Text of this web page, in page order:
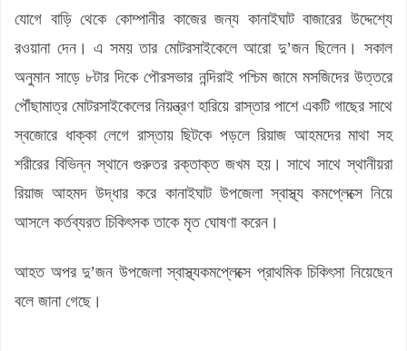
যোগে বাড়ি থেকে কোম্পানীর কাজের জন্য কানাইঘাট বাজারের উদ্দেশ্যে
রওয়ানা দেন। এ সময় তার মোটরসাইকেলে আরো দু’জন ছিলেন। সকাল
অনুমান সাড়ে ৮টার দিকে পৌরসভার নন্দিরাই পশ্চিম জামে মসজিদের উত্তরে
পৌঁছামাত্র মোটরসাইকেলের নিয়ন্ত্রণ হারিয়ে রাস্তার পাশে একটি গাছের সাথে
স্বজোরে ধাক্কা লেগে রাস্তায় ছিটকে পড়লে রিয়াজ আহমদের মাথা সহ
শরীরের বিভিন্ন স্থানে গুরুতর রক্তাক্ত জখম হয়। সাথে সাথে স্থানীয়রা
রিয়াজ আহমদ উদ্ধার করে কানাইঘাট উপজেলা স্বাস্থ্য কমপ্লেক্সে নিয়ে
আসলে কর্তব্যরত চিকিৎসক তাকে মৃত ঘোষণা করেন।
আহত অপর দু’জন উপজেলা স্বাস্থ্যকমপ্লেক্সে প্রাথমিক চিকিৎসা নিয়েছেন
বলে জানা গেছে।